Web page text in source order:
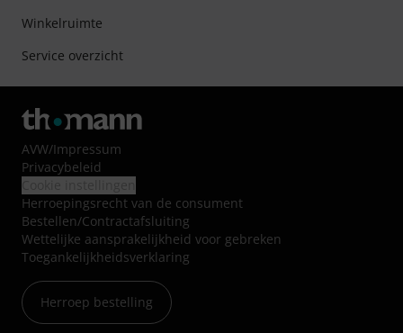
Winkelruimte
Service overzicht
AVW/Impressum
Privacybeleid
Herroepingsrecht van de consument
Bestellen/Contractafsluiting
Wettelijke aansprakelijkheid voor gebreken
Toegankelijkheidsverklaring
Herroep bestelling